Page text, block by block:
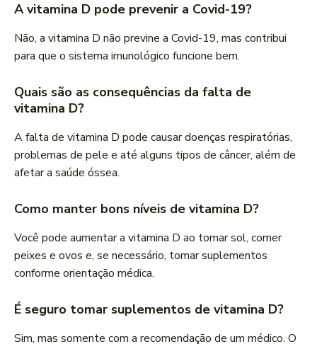
A vitamina D pode prevenir a Covid-19?
Não, a vitamina D não previne a Covid-19, mas contribui
para que o sistema imunológico funcione bem.
Quais são as consequências da falta de
vitamina D?
A falta de vitamina D pode causar doenças respiratórias,
problemas de pele e até alguns tipos de câncer, além de
afetar a saúde óssea.
Como manter bons níveis de vitamina D?
Você pode aumentar a vitamina D ao tomar sol, comer
peixes e ovos e, se necessário, tomar suplementos
conforme orientação médica.
É seguro tomar suplementos de vitamina D?
Sim, mas somente com a recomendação de um médico. O